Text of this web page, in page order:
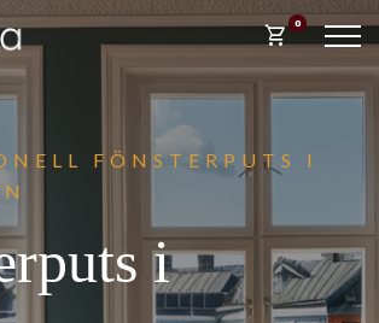
shopping_cart 0
FÖNST ERPUTS I
i